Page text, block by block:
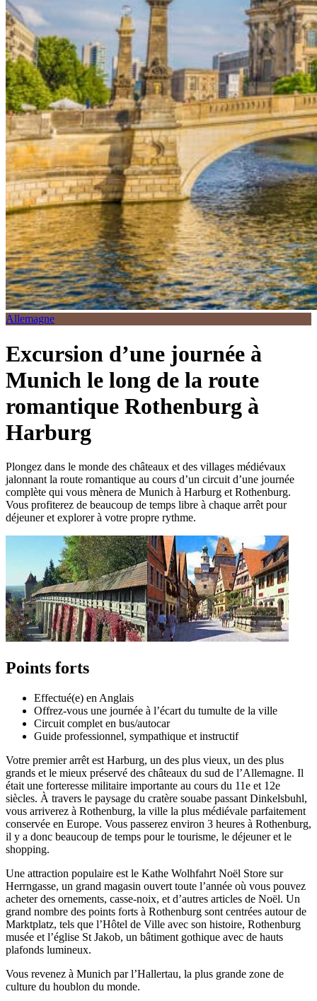
Allemagne
Excursion d’une journée à
Munich le long de la route
romantique Rothenburg à
Harburg
Plongez dans le monde des châteaux et des villages médiévaux
jalonnant la route romantique au cours d’un circuit d’une journée
complète qui vous mènera de Munich à Harburg et Rothenburg.
Vous profiterez de beaucoup de temps libre à chaque arrêt pour
déjeuner et explorer à votre propre rythme.
Points forts
Effectué(e) en Anglais
Offrez-vous une journée à l’écart du tumulte de la ville
Circuit complet en bus/autocar
Guide professionnel, sympathique et instructif
Votre premier arrêt est Harburg, un des plus vieux, un des plus
grands et le mieux préservé des châteaux du sud de l’Allemagne. Il
était une forteresse militaire importante au cours du 11e et 12e
siècles. À travers le paysage du cratère souabe passant Dinkelsbuhl,
vous arriverez à Rothenburg, la ville la plus médiévale parfaitement
conservée en Europe. Vous passerez environ 3 heures à Rothenburg,
il y a donc beaucoup de temps pour le tourisme, le déjeuner et le
shopping.
Une attraction populaire est le Kathe Wolhfahrt Noël Store sur
Herrngasse, un grand magasin ouvert toute l’année où vous pouvez
acheter des ornements, casse-noix, et d’autres articles de Noël. Un
grand nombre des points forts à Rothenburg sont centrées autour de
Marktplatz, tels que l’Hôtel de Ville avec son histoire, Rothenburg
musée et l’église St Jakob, un bâtiment gothique avec de hauts
plafonds lumineux.
Vous revenez à Munich par l’Hallertau, la plus grande zone de
culture du houblon du monde.